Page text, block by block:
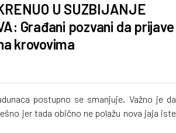
U SUZBIJANJE
Građani pozvani da prijave
krovovima
postupno se smanjuje. Važno je da
jer tada obično ne polažu nova jaja iste